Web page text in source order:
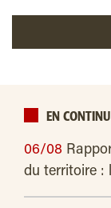
EN CONTINU
06/08
du territoire :